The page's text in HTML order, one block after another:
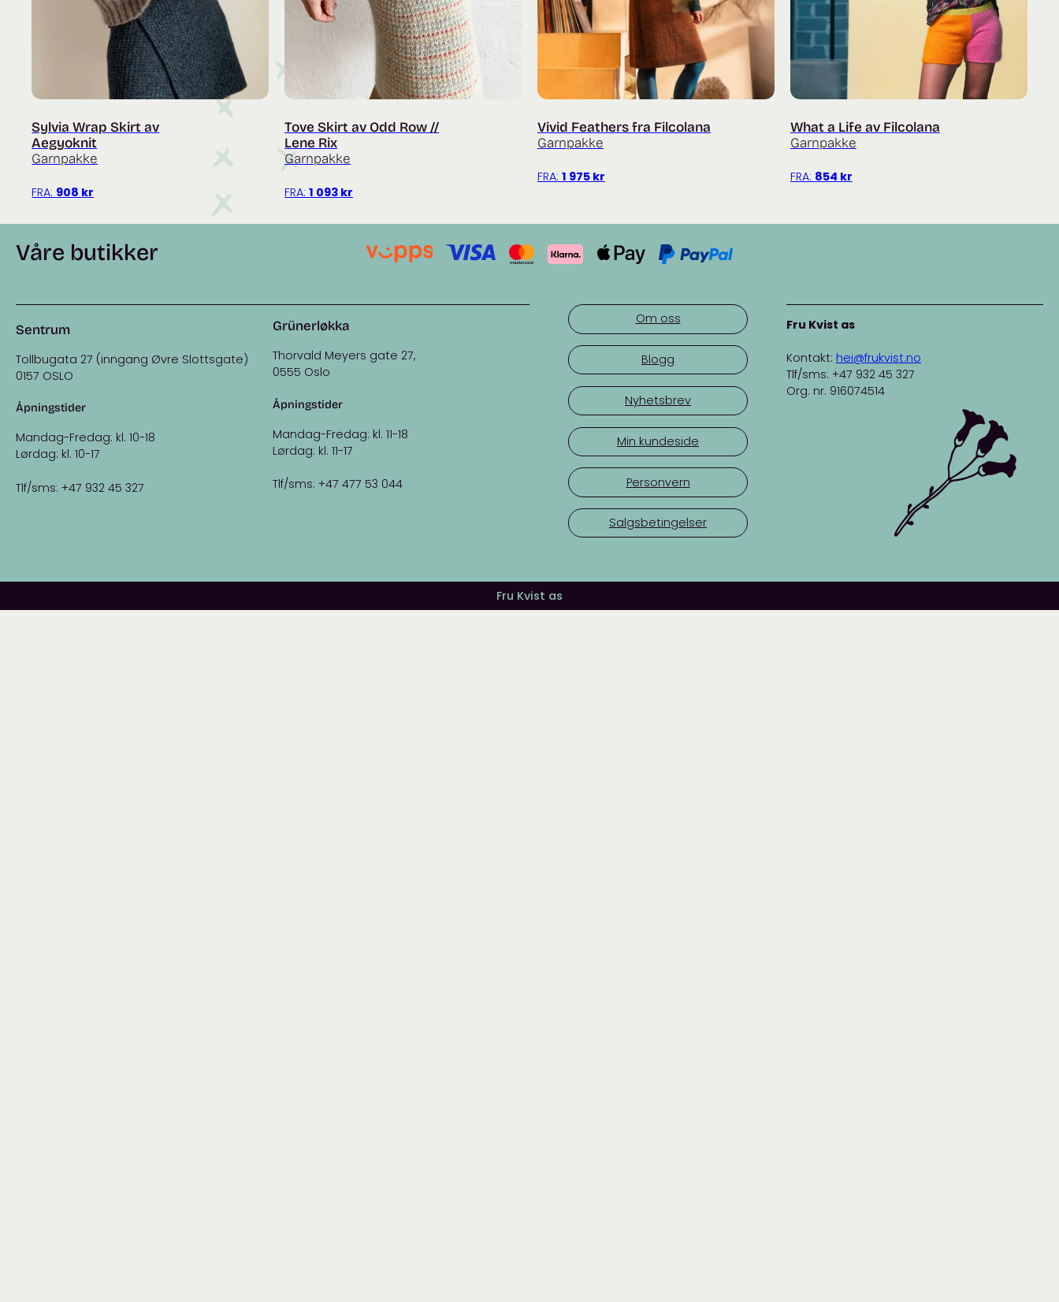
Sylvia Wrap Skirt av
Aegyoknit
Garnpakke
FRA: 908 kr
Tove Skirt av Odd Row //
Lene Rix
Garnpakke
FRA:1 093 kr
Vivid Feathers fra Filcolana
Garnpakke
FRA: 1 975 kr
What a Life av Filcolana
Garnpakke
FRA: 854 kr
Våre butikker
Sentrum
Tollbugata 27 (inngang Øvre Slottsgate)
0157 OSLO
Åpningstider
Mandag-Fredag: kl. 10-18
Lørdag: kl. 10-17
Tlf/sms: +47 932 45 327
Grünerløkka
Thorvald Meyers gate 27,
0555 Oslo
Åpningstider
Mandag-Fredag: kl. 11-18
Lørdag: kl. 11-17
Tlf/sms: +47 477 53 044
Om oss
Blogg
Nyhetsbrev
Min kundeside
Personvern
Salgsbetingelser
Fru Kvist as
Kontakt: hei@frukvist.no
Tlf/sms: +47 932 45 327
Org. nr. 916074514
Fru Kvist as